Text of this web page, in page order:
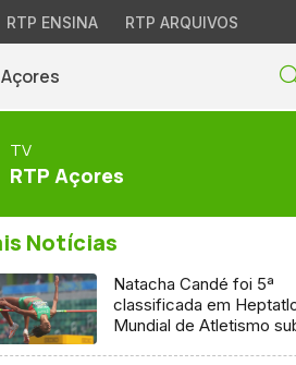
RTP ENSINA RTP ARQUIVOS
Açores
TV
RTP Açores
Notícias
Natacha Candé foi 5ª
classificada em
Mundial de Atletismo